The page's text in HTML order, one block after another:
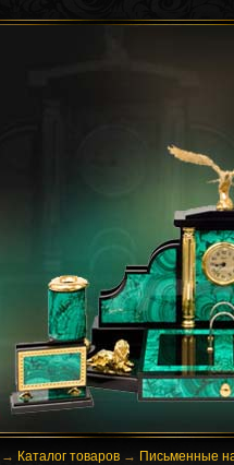
→ Каталог товаров → Письменные